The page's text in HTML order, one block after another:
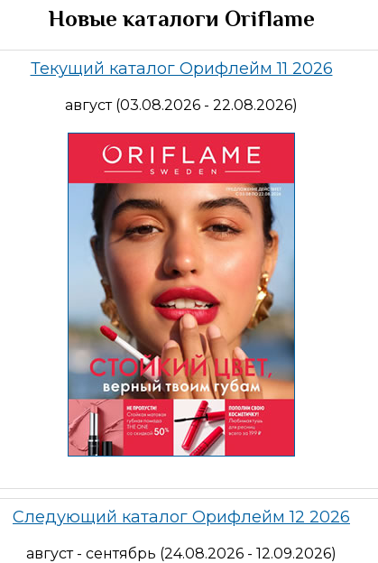
Новые каталоги Oriflame
Текущий каталог Орифлейм 11 2026
август (03.08.2026 - 22.08.2026)
Следующий каталог Орифлейм 12 2026
август - сентябрь (24.08.2026 - 12.09.2026)